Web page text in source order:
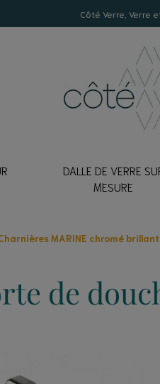
Côté Verre, Verre
DE CRÉDENCE
sur mesure
DALLE DE VERRE
MESURE
pour table
pour une porte fenêtre
MARINE chromé brillant
de